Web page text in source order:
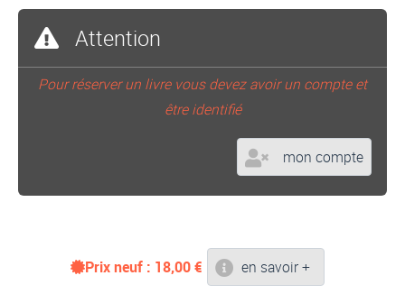
Attention
Pour réserver un livre vous devez avoir un compte et
être identifié
mon compte
Prix neuf : 18,00€ en savoir +